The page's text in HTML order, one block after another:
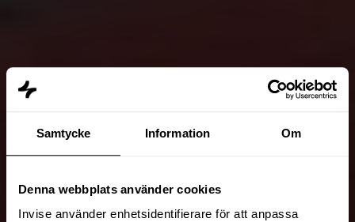
Samtycke Information Om
Denna webbplats använder cookies
Invise använder enhetsidentifierare för att anpassa